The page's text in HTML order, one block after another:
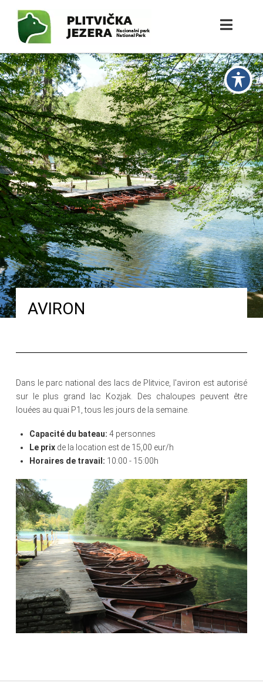
AVIRON
Dans le parc national des lacs de Plitvice, l'aviron est autorisé
sur le plus grand lac Kozjak.
Des chaloupes peuvent être
louées au quai P1, tous les jours de la semaine.
Capacité du bateau: 4 personnes
Le prix de la location est de 15,00 eur/h
Horaires de travail: 10:00 - 15:00h